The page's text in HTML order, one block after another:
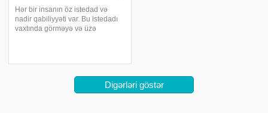
Hər bir insanın öz istedad və
nadir qabiliyyəti var. Bu istedadı
vaxtında görməyə və üzə
Digərləri göstər